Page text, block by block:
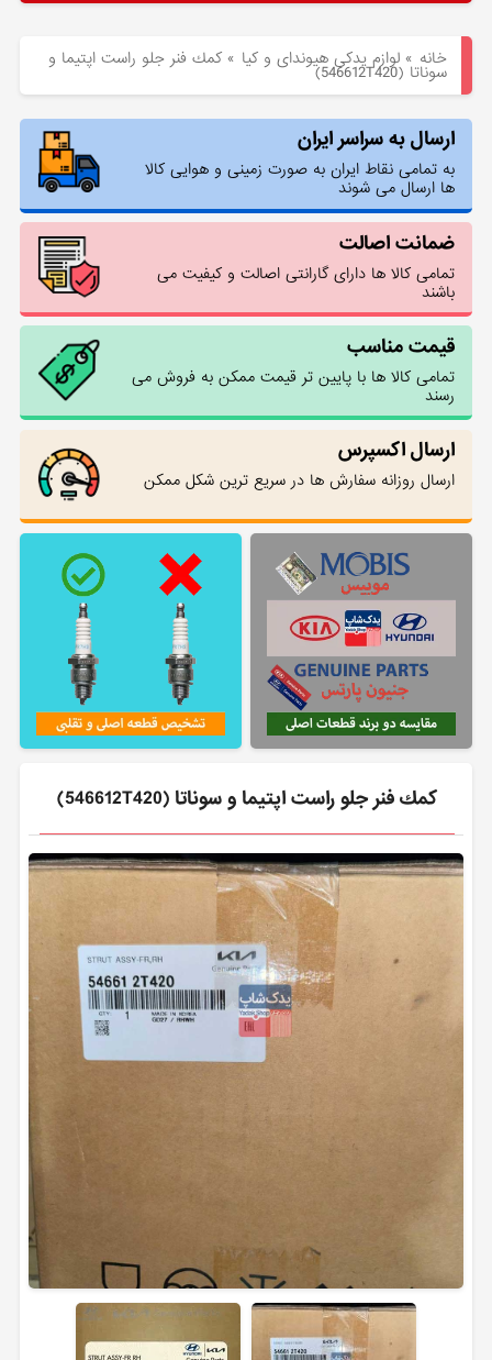
خانه »لوازم یدکی هیوندای و کیا »كمك فنر جلو راست اپتیما و
سوناتا (546612T420)
ارسال به سراسر ایران
به تمامی نقاط ایران به صورت زمینی و هوایی کالا
ها ارسال می شوند
ضمانت اصالت
تمامی کالا ها دارای گارانتی اصالت و کیفیت می
باشند
قیمت مناسب
تمامی کالا ها با پایین تر قیمت ممکن به فروش می
رسند
ارسال اکسپرس
ارسال روزانه سفارش ها در سریع ترین شکل ممکن
كمك فنر جلو راست اپتیما و سوناتا (546612T420)